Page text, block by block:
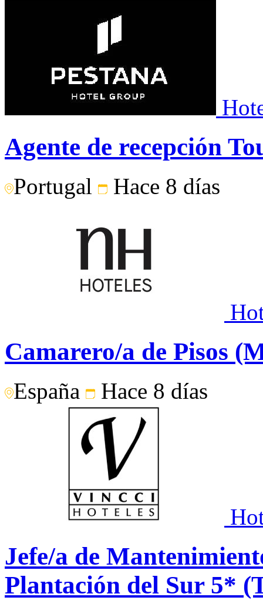
Agente de recepción
Portugal Hace 8 días
Camarero/a de Pisos
España Hace 8 días
Jefe/a de
Plantación del Sur 5*